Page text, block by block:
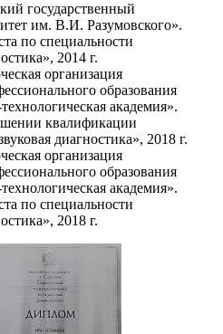
государственный
им. В.И. Разумовского».
по специальности
2014 г.
организация
образования
академия».
квалификации
диагностика», 2018 г.
организация
образования
академия».
по специальности
2018 г.